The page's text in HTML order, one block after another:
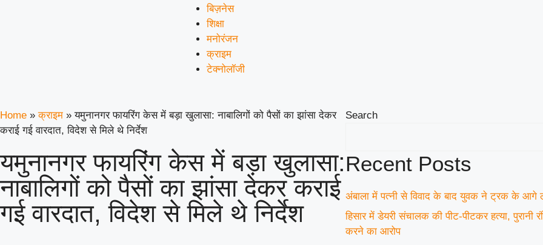
बिज़नेस
शिक्षा
मनोरंजन
क्राइम
टेक्नोलॉजी
Home » क्राइम » यमुनानगर फायरिंग केस में बड़ा खुलासा: नाबालिगों को पैसों का झांसा देकर
कराई गई वारदात, विदेश से मिले थे निर्देश
यमुनानगर फायरिंग केस में बड़ा खुलासा:
नाबालिगों को पैसों का झांसा देकर कराई
गई वारदात, विदेश से मिले थे निर्देश
Search
Recent Posts
अंबाला में पत्नी से विवाद के बाद युवक ने ट्रक के आगे
हिसार में डेयरी संचालक की पीट-पीटकर हत्या,
करने का आरोप